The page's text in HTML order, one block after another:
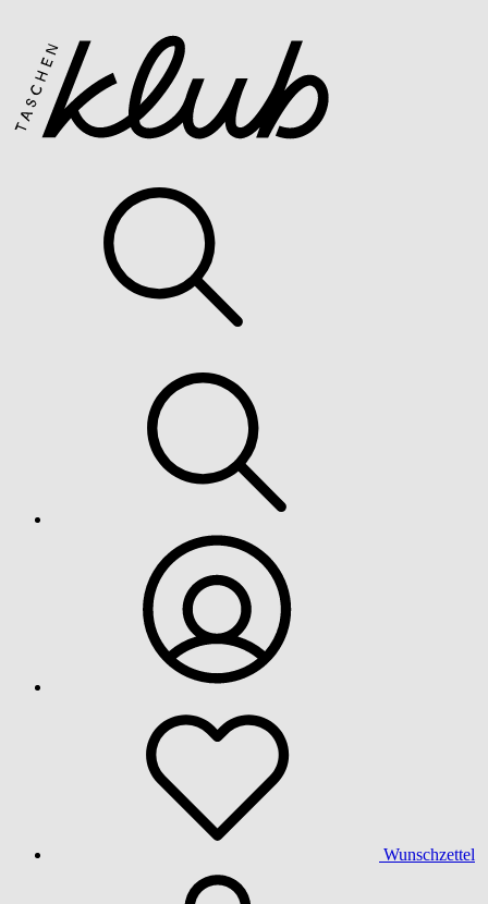
Wunschzettel